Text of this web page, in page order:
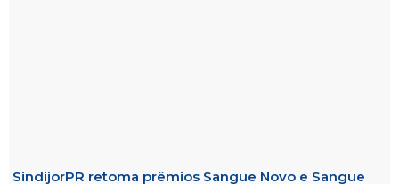
SindijorPR retoma prêmios Sangue Novo e Sangue